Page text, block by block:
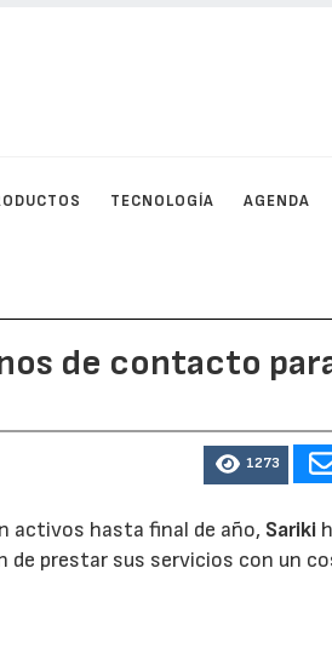
TECNOLOGÍA AGENDA
de contacto
1273
activos hasta final de año, Sariki
prestar sus servicios con un